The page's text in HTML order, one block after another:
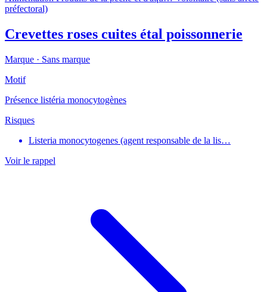
préfectoral)
Crevettes roses cuites étal poissonnerie
Marque · Sans marque
Motif
Présence listéria monocytogènes
Risques
Listeria monocytogenes (agent responsable de la lis…
Voir le rappel